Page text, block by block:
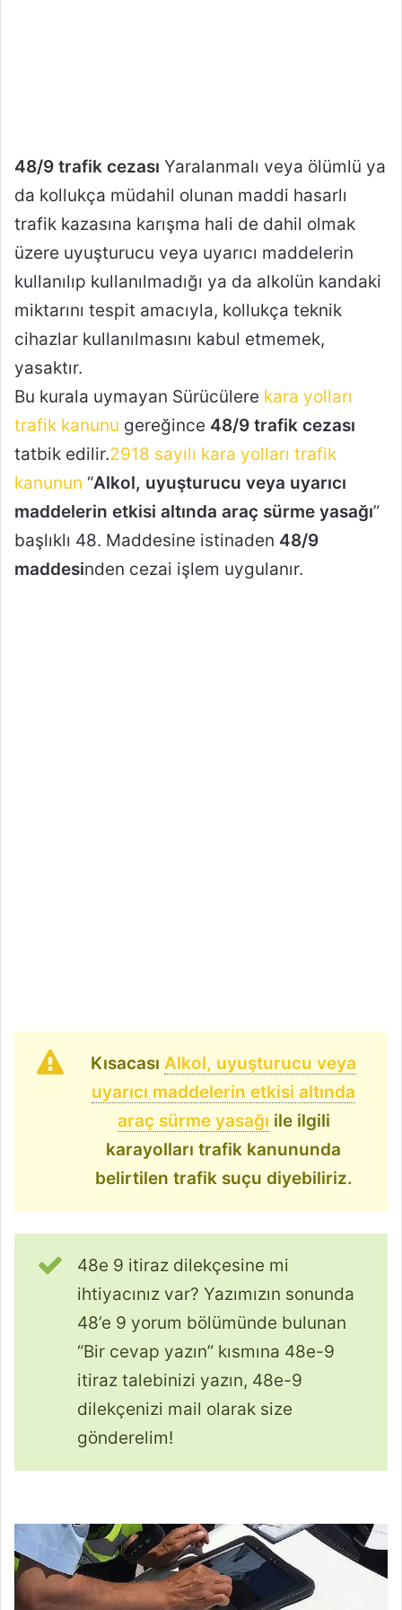
48/9 trafik cezası Yaralanmalı veya ölümlü ya
da kollukça müdahil olunan maddi hasarlı
trafik kazasına karışma hali de dahil olmak
üzere uyuşturucu veya uyarıcı maddelerin
kullanılıp kullanılmadığı ya da alkolün kandaki
miktarını tespit amacıyla, kollukça teknik
cihazlar kullanılmasını kabul etmemek,
yasaktır.
Bu kurala uymayan Sürücülere kara yolları
trafik kanunu gereğince 48/9 trafik cezası
tatbik edilir.2918 sayılı kara yolları trafik
kanunun “Alkol, uyuşturucu veya uyarıcı
maddelerin etkisi altında araç sürme yasağı”
başlıklı 48. Maddesine istinaden 48/9
maddesinden cezai işlem uygulanır.
Kısacası Alkol, uyuşturucu veya
uyarıcı maddelerin etkisi altında
araç sürme yasağı ile ilgili
karayolları trafik kanununda
belirtilen trafik suçu diyebiliriz.
48e 9 itiraz dilekçesine mi
ihtiyacınız var? Yazımızın sonunda
48’e 9 yorum bölümünde bulunan
“Bir cevap yazın” kısmına 48e-9
itiraz talebinizi yazın, 48e-9
dilekçenizi mail olarak size
gönderelim!